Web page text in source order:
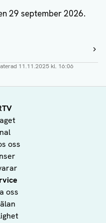
29 september 2026.
11.11.2025 kl. 16:06
oss
oss